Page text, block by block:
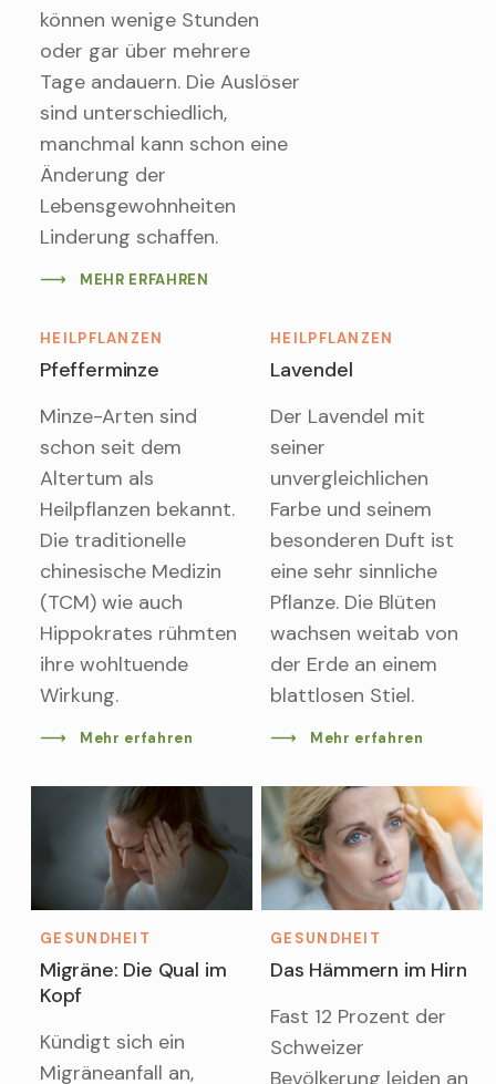
können wenige Stunden
oder gar über mehrere
Tage andauern. Die Auslöser
sind unterschiedlich,
manchmal kann schon eine
Änderung der
Lebensgewohnheiten
Linderung schaffen.
MEHR ERFAHREN
HEILPFLANZEN
Pfefferminze
Minze-Arten sind
schon seit dem
Altertum als
Heilpflanzen bekannt.
Die traditionelle
chinesische Medizin
(TCM) wie auch
Hippokrates rühmten
ihre wohltuende
Wirkung.
Mehr erfahren
HEILPFLANZEN
Lavendel
Der Lavendel mit
seiner
unvergleichlichen
Farbe und seinem
besonderen Duft ist
eine sehr sinnliche
Pflanze. Die Blüten
wachsen weitab von
der Erde an einem
blattlosen Stiel.
Mehr erfahren
GESUNDHEIT
Migräne: Die Qual im
Kopf
Kündigt sich ein
Migräneanfall an,
GESUNDHEIT
Das Hämmern im Hirn
Fast 12 Prozent der
Schweizer